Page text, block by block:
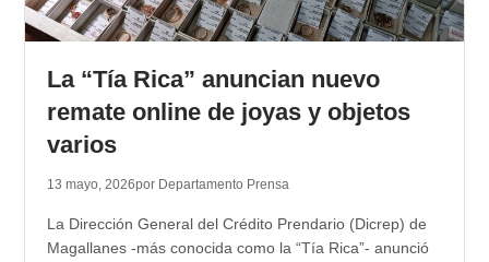
La “Tía Rica” anuncian nuevo
remate online de joyas y objetos
varios
13 mayo, 2026por Departamento Prensa
La Dirección General del Crédito Prendario (Dicrep) de
Magallanes -más conocida como la “Tía Rica”- anunció